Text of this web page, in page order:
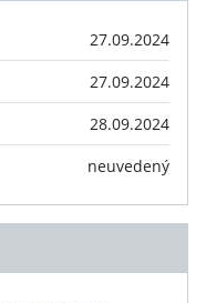
27.09.2024
27.09.2024
28.09.2024
neuvedený